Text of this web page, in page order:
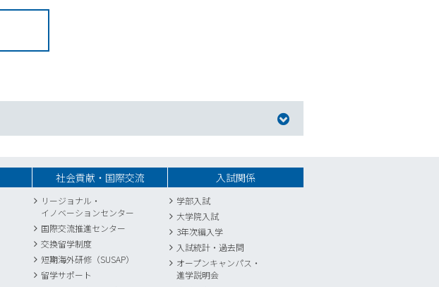
社会貢献・国際交流
リージョナル・
イノベーションセンター
国際交流推進センター
交換留学制度
短期海外研修（SUSAP）
留学サポート
入試関係
学部入試
大学院入試
3年次編入学
入試統計 ・ 過去問
オープンキャンパス・
進学説明会